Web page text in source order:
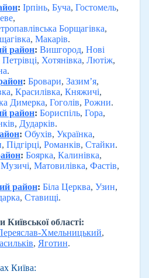
: Ірпінь, Буча, Гостомель,
,
Борщагівка,
, Макарів.
район: Вишгород, Нові
, Хотянівка, Лютіж,
.
: Бровари, Зазим’я,
, Красилівка, Княжичі,
Димерка, Гоголів, Рожни.
район: Бориспіль, Гора,
, Дударків.
: Обухів, Українка,
, Підгірці, Романків, Стайки.
: Боярка, Калинівка,
Музичі, Матовилівка, Фастів,
район: Біла Церква, Узин,
, Ставищі.
Київської області:
Хмельницький,
, Яготин.
Київа: